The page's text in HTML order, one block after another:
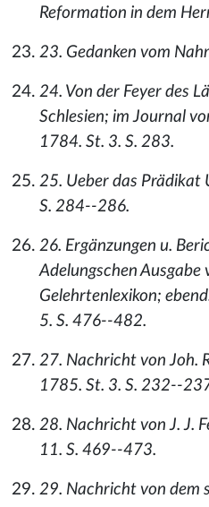
Reformation in dem
23. Gedanken vom
24. Von der Feyer des
Schlesien; im Journal
1784. St. 3. S. 283.
25. Ueber das Prädikat
S. 284--286.
26. Ergänzungen u.
Adelungschen Ausgabe
Gelehrtenlexikon;
5. S. 476--482.
27. Nachricht von Joh.
1785. St. 3. S. 232--
28. Nachricht von J. J.
11. S. 469--473.
29. Nachricht von dem